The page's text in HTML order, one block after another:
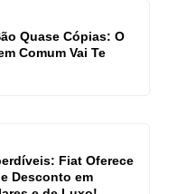
Quase Cópias: O
Comum Vai Te
Fiat Oferece
Desconto em